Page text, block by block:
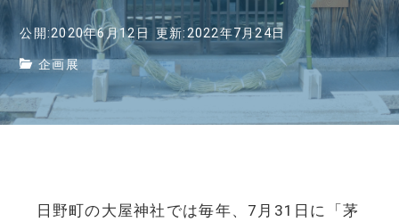
公開:2020年6月12日 更新:2022年7月24日
企画展
日野町の大屋神社では毎年、7月31日に「茅